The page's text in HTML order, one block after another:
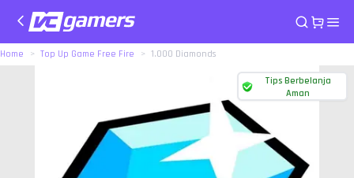
Home Top Up Game Free Fire 1.000 Diamonds
Tips Berbelanja
Aman